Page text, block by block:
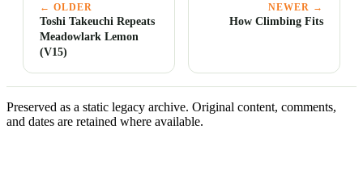
← OLDER
Toshi Takeuchi Repeats
Meadowlark Lemon
(V15)
NEWER →
How Climbing Fits
Preserved as a static legacy archive. Original content, comments,
and dates are retained where available.